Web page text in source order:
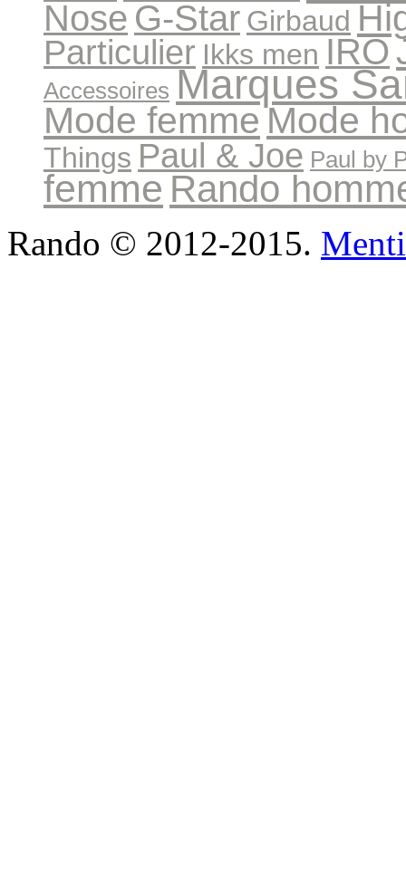
Nose G-Star Girbaud
Particulier Ikks men IRO
Accessoires Marques
Mode femmeMode
Things Paul & Joe Paul by
femme Rando
Rando © 2012-2015.